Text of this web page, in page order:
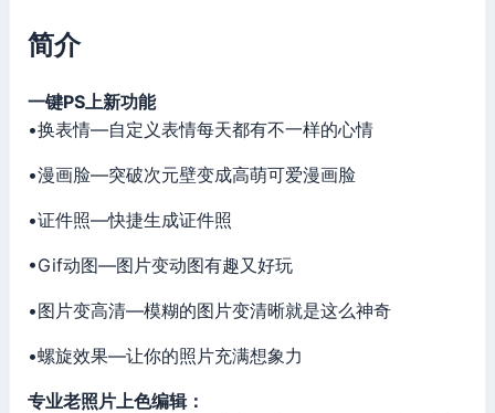
简介
一键PS上新功能
•换表情—自定义表情每天都有不一样的心情
•漫画脸—突破次元壁变成高萌可爱漫画脸
•证件照—快捷生成证件照
•Gif动图—图片变动图有趣又好玩
•图片变高清—模糊的图片变清晰就是这么神奇
•螺旋效果—让你的照片充满想象力
专业老照片上色编辑：